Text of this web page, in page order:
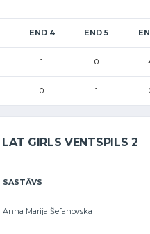
END 4 END 5
1 0
0 1
LAT GIRLS VENTSPILS 2
SASTĀVS
Anna Marija Šefanovska